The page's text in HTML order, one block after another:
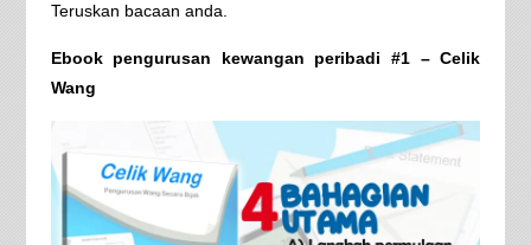
Teruskan bacaan anda.
Ebook pengurusan kewangan peribadi #1 – Celik
Wang